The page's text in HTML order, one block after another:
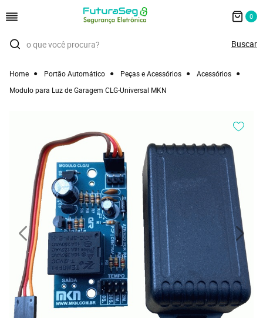
0
Home Portão Automático Peças e Acessórios
Acessórios
Modulo para Luz de Garagem CLG-Universal MKN